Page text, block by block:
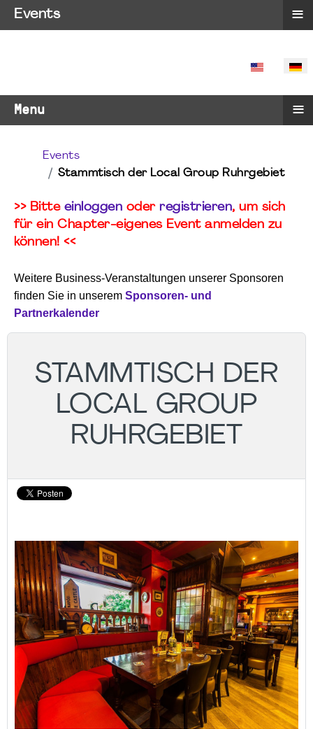
SPRACHE
Menu ≡
Events
Stammtisch der Local Group Ruhrgebiet
>> Bitte einloggen oder registrieren, um sich
für ein Chapter-eigenes Event anmelden zu
können! <<
Weitere Business-Veranstaltungen unserer Sponsoren
finden Sie in unserem Sponsoren- und
Partnerkalender
STAMMTISCH DER
LOCAL GROUP
RUHRGEBIET
Events ≡